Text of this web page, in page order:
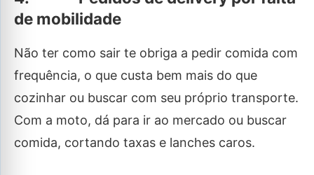
de mobilidade
Não ter como sair te obriga a pedir comida com
frequência, o que custa bem mais do que
cozinhar ou buscar com seu próprio transporte.
Com a moto, dá para ir ao mercado ou buscar
comida, cortando taxas e lanches caros.